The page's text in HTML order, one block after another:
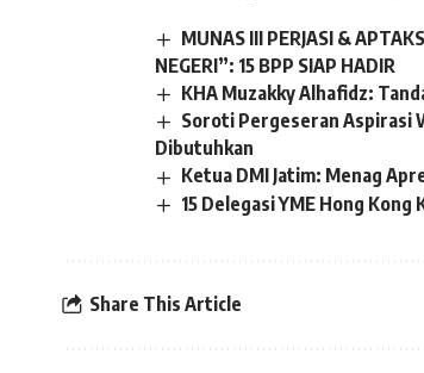
MUNAS III PERJASI &
NEGERI”: 15 BPP SIAP HADIR
KHA Muzakky Alhafidz:
Soroti Pergeseran Aspirasi
Dibutuhkan
Ketua DMI Jatim: Menag
15 Delegasi YME Hong
Share This Article